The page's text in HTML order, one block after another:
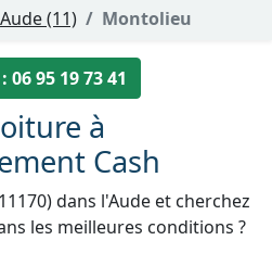
Aude (11) Montolieu
06 95 19 73 41
à
Cash
dans l'Aude et cherchez
les meilleures conditions ?